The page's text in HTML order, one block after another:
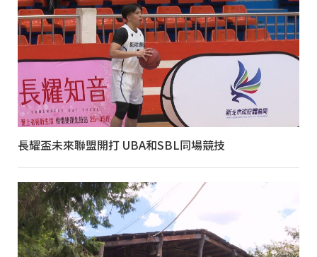
長耀盃未來聯盟開打 UBA和SBL同場競技